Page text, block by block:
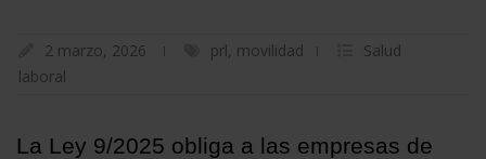
2 marzo, 2026 prl, movilidad
Salud
laboral
La Ley 9/2025 obliga a las empresas de